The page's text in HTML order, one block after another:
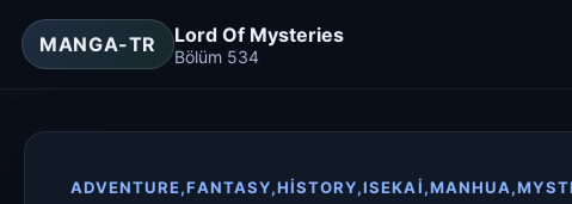
MANGA-TR Lord Of Mysteries
Bölüm 534